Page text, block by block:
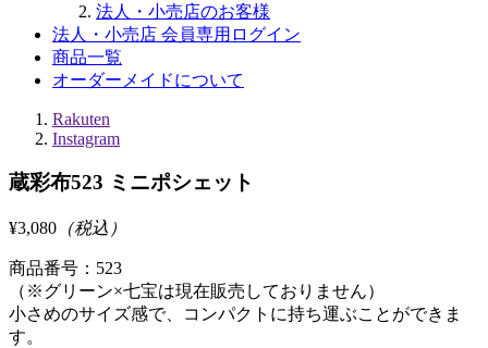
法人・小売店のお客様
法人・小売店 会員専用ログイン
商品一覧
オーダーメイドについて
Rakuten
Instagram
蔵彩布523 ミニポシェット
¥3,080 （税込）
商品番号：523
（※グリーン×七宝は現在販売しておりません）
小さめのサイズ感で、コンパクトに持ち運ぶことができま
す。